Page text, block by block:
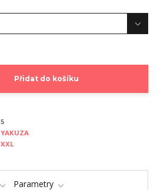
Přidat do košíku
5
YAKUZA
XXL
Parametry